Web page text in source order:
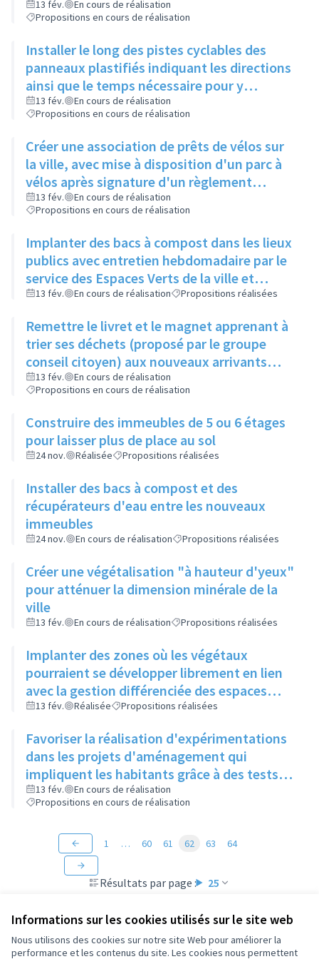
Informations sur les cookies utilisés sur le site web
Nous utilisons des cookies sur notre site Web pour améliorer la
performance et les contenus du site. Les cookies nous permettent
de Gaulle, pour relier 2 pistes existantes
13 fév.
En cours de réalisation
Propositions en cours de réalisation
Installer le long des pistes cyclables des
panneaux plastifiés indiquant les directions
ainsi que le temps nécessaire pour y
accéder, et une comparaison avec le temps
mis en voiture
13 fév.
En cours de réalisation
Propositions en cours de réalisation
Créer une association de prêts de vélos sur
la ville, avec mise à disposition d'un parc à
vélos après signature d'un règlement
intérieur et d'une charte de respect du
matériel
13 fév.
En cours de réalisation
Propositions en cours de réalisation
Implanter des bacs à compost dans les lieux
publics avec entretien hebdomadaire par le
service des Espaces Verts de la ville et
réutilisation du compost dans les ronds-
13 fév. En cours de réalisation Propositions réalisées
Remettre le livret et le magnet apprenant à
trier ses déchets (proposé par le groupe
conseil citoyen) aux nouveaux arrivants
dans le cadre de la visite de la ville
13 fév.
En cours de réalisation
Propositions en cours de réalisation
Construire des immeubles de 5 ou 6 étages
pour laisser plus de place au sol
24 nov. Réalisée Propositions réalisées
Installer des bacs à compost et des
récupérateurs d'eau entre les nouveaux
immeubles
24 nov. En cours de réalisation Propositions réalisées
Créer une végétalisation "à hauteur d'yeux"
pour atténuer la dimension minérale de la
ville
13 fév. En cours de réalisation Propositions réalisées
Implanter des zones où les végétaux
pourraient se développer librement en lien
avec la gestion différenciée des espaces
verts
13 fév. Réalisée Propositions réalisées
Favoriser la réalisation d'expérimentations
dans les projets d'aménagement qui
impliquent les habitants grâce à des tests
"grandeur nature" (mobilier, jeux, food-
truck...)
13 fév.
En cours de réalisation
Propositions en cours de réalisation
Résultats par page : 25
1 … 60 61 62 63 64
Conditions d'utilisation